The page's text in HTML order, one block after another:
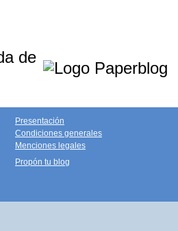
de
Presentación
Condiciones generales
Menciones legales
Propón tu blog